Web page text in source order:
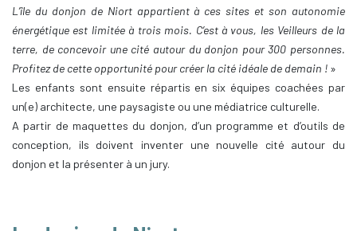
L’île du donjon de Niort appartient à ces sites et son autonomie
énergétique est limitée à trois mois. C’est à vous, les Veilleurs de la
terre, de concevoir une cité autour du donjon pour 300 personnes.
Profitez de cette opportunité pour créer la cité idéale de demain ! »
Les enfants sont ensuite répartis en six équipes coachées par
un(e) architecte, une paysagiste ou une médiatrice culturelle.
A partir de maquettes du donjon, d’un programme et d’outils de
conception, ils doivent inventer une nouvelle cité autour du
donjon et la présenter à un jury.